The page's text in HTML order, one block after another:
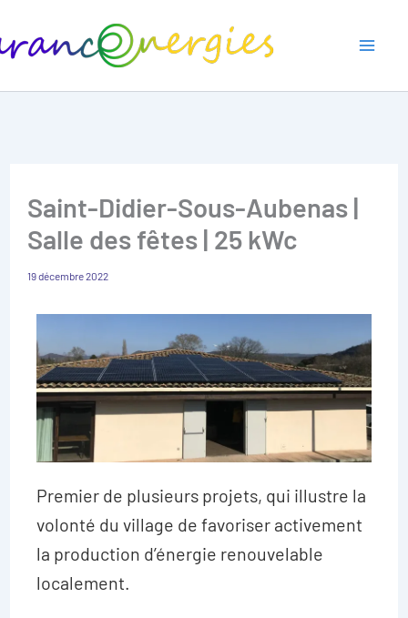
au
Saint-Didier-Sous-Aubenas |
Salle des fêtes | 25 kWc
19 décembre 2022
Premier de plusieurs projets, qui illustre la
volonté du village de favoriser activement
la production d’énergie renouvelable
localement.